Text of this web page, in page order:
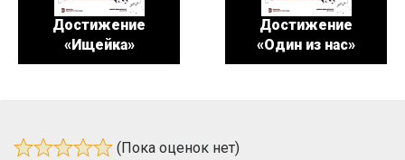
Достижение
«Ищейка»
Достижение
«Один из нас»
(Пока оценок нет)